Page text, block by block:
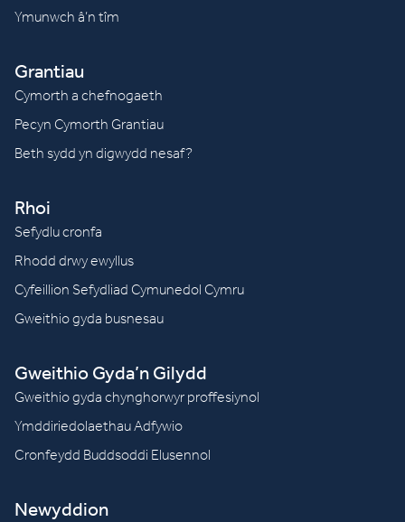
Ymunwch â’n tîm
Grantiau
Cymorth a chefnogaeth
Pecyn Cymorth Grantiau
Beth sydd yn digwydd nesaf?
Rhoi
Sefydlu cronfa
Rhodd drwy ewyllus
Cyfeillion Sefydliad Cymunedol Cymru
Gweithio gyda busnesau
Gweithio Gyda’n Gilydd
Gweithio gyda chynghorwyr proffesiynol
Ymddiriedolaethau Adfywio
Cronfeydd Buddsoddi Elusennol
Newyddion